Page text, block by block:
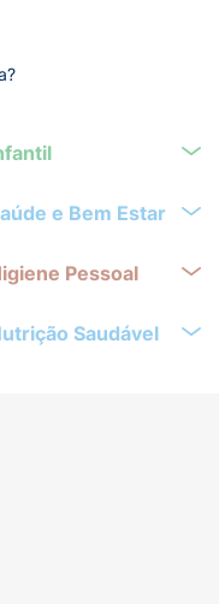
e Bem Estar
Pessoal
Saudável